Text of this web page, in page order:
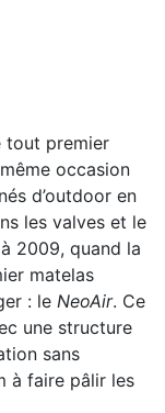
tout premier
occasion
d’outdoor en
les valves et le
2009, quand la
matelas
: le NeoAir. Ce
une structure
sans
à faire pâlir les